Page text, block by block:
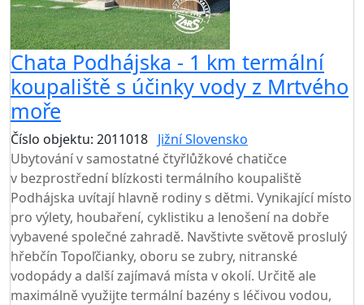
Chata Podhájska - 1 km termální
koupaliště s účinky vody z Mrtvého
moře
Číslo objektu: 2011018 Jižní Slovensko
Ubytování v samostatné čtyřlůžkové chatičce
v bezprostřední blízkosti termálního koupaliště
Podhájska uvítají hlavně rodiny s dětmi. Vynikající místo
pro výlety, houbaření, cyklistiku a lenošení na dobře
vybavené společné zahradě. Navštivte světově proslulý
hřebčín Topoľčianky, oboru se zubry, nitranské
vodopády a další zajímavá místa v okolí. Určitě ale
maximálně využijte termální bazény s léčivou vodou,